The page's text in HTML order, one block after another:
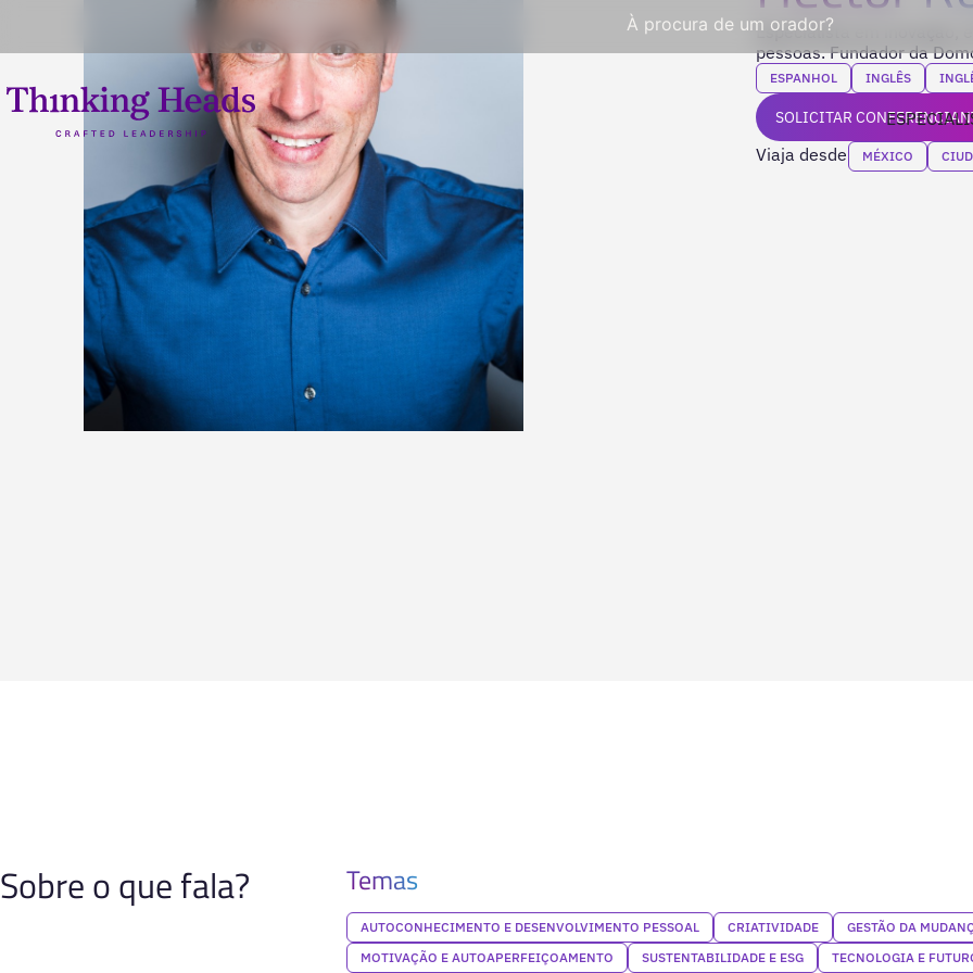
À procura de um orador?Especialista em inovação,
pessoas. Fundador da
ESPANHOL INGLÊS
SOLICITAR
Viaja desde MÉXICO
Sobre o que fala? Temas
AUTOCONHECIMENTO E DESENVOLVIMENTO PESSOAL CRIATIVIDADE GESTÃO DA
MOTIVAÇÃO E AUTOAPERFEIÇOAMENTO
SUSTENTABILIDADE E ESG
TECNOLOGIA E